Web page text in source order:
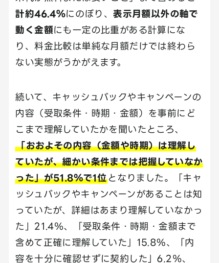
計約46.4％にのぼり、表示月額以外の軸で
動く金額にも一定の比重がある計算にな
り、料金比較は単純な月額だけでは終わら
ない実態がうかがえます。
続いて、キャッシュバックやキャンペーンの
内容（受取条件・時期・金額）を事前にど
こまで理解していたかを聞いたところ、
「おおよその内容（金額や時期）は理解し
ていたが、細かい条件までは把握していなか
った」が51.8％で1位 となりました。「キャ
ッシュバックやキャンペーンがあることは知
っていたが、詳細はあまり理解していなかっ
た」21.4％、「受取条件・時期・金額まで
含めて正確に理解していた」15.8％、「内
容を十分に確認せずに契約した」6.2％、